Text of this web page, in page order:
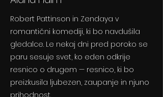
Robert Pattinson in Zendaya v
romantični komediji, ki bo navdušila
gledalce. Le nekaj dni pred poroko se
paru sesuje svet, ko eden odkrije
resnico o drugem — resnico, ki bo
preizkusila ljubezen, zaupanje in njuno
prihodnost.